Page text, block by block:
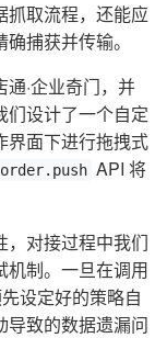
抓取流程，还能应
捕获并传输。
·企业奇门，并
们设计了一个自定
界面下进行拖拽式
API 将
，对接过程中我们
机制。一旦在调用
设定好的策略自
导致的数据遗漏问